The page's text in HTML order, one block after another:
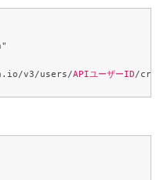
v3/users/APIユーザーID/